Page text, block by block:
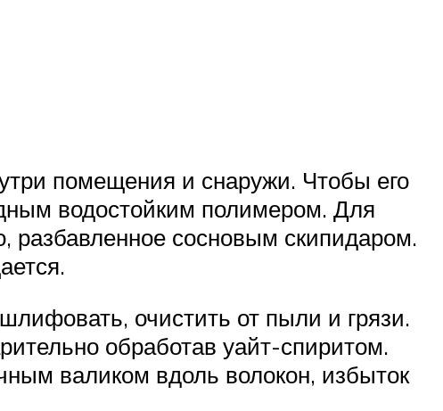
помещения и снаружи. Чтобы его
водостойким полимером. Для
разбавленное сосновым скипидаром.
очистить от пыли и грязи.
обработав уайт-спиритом.
валиком вдоль волокон, избыток